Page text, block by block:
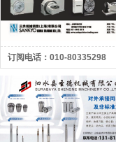
订阅电话：010-80335298